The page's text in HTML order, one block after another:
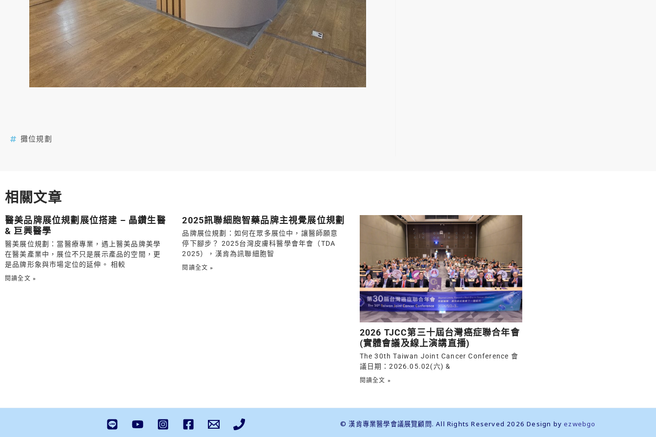
攤位規劃
相關文章
醫美品牌展位規劃展位搭建 – 晶鑽生醫
& 巨興醫學
醫美展位規劃：當醫療專業，遇上醫美品牌美學
在醫美產業中，展位不只是展示產品的空間，更
是品牌形象與市場定位的延伸。 相較
閱讀全文 »
2025訊聯細胞智藥品牌主視覺展位規劃
品牌展位規劃：如何在眾多展位中，讓醫師願意
停下腳步？ 2025台灣皮膚科醫學會年會（TDA
2025），漢肯為訊聯細胞智
閱讀全文 »
2026 TJCC第三十屆台灣癌症聯合年會
(實體會議及線上演講直播)
The 30th Taiwan Joint Cancer Conference 會
議日期：2026.05.02(六) &
閱讀全文 »
© 漢肯專業醫學會議展覽顧問. All Rights Reserved 2026 Design by ezwebgo